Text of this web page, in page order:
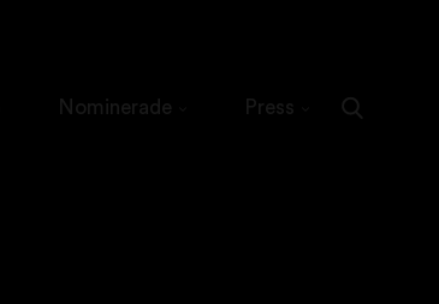
Nominerade Press